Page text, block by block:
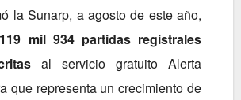
la Sunarp, a agosto de este año,
119 mil 934 partidas registrales
al servicio gratuito Alerta
que representa un crecimiento de